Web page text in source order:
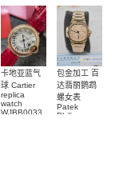
卡地亚蓝气
球 Cartier
replica
watch
WJBB0033
包金加工 百
达翡丽鹦鹉
螺女表
Patek
Philippe